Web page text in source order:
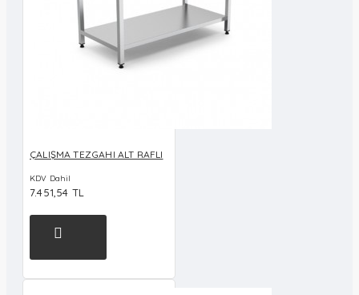
ÇALIŞMA TEZGAHI ALT RAFLI
KDV Dahil
7.451,54 TL